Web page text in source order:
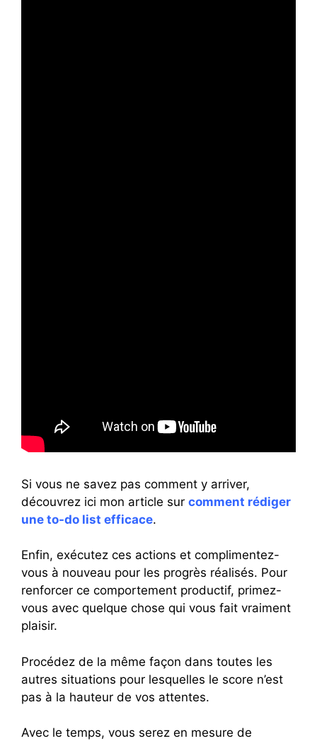
Si vous ne savez pas comment y arriver,
découvrez ici mon article sur comment rédiger
une to-do list efficace.
Enfin, exécutez ces actions et complimentez-
vous à nouveau pour les progrès réalisés. Pour
renforcer ce comportement productif, primez-
vous avec quelque chose qui vous fait vraiment
plaisir.
Procédez de la même façon dans toutes les
autres situations pour lesquelles le score n’est
pas à la hauteur de vos attentes.
Avec le temps, vous serez en mesure de